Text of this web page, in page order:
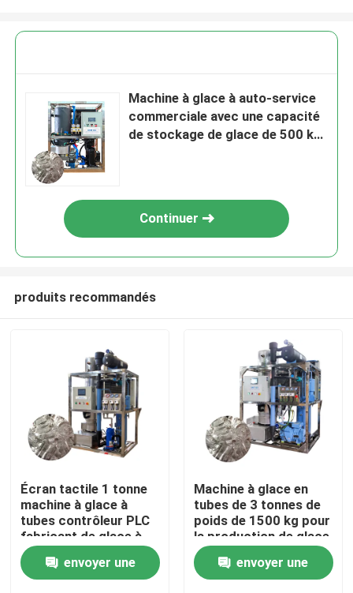
À la maison
Produits
Machine à glace à auto-service
commerciale avec une capacité
de stockage de glace de 500 kg
Continuer
produits recommandés
Écran tactile 1 tonne
machine à glace à
tubes contrôleur PLC
fabricant de glace à
tubes automatisé
envoyer une
Machine à glace en
tubes de 3 tonnes de
poids de 1500 kg pour
la production de glace
de qualité alimentaire
en ventes et
performances
envoyer une